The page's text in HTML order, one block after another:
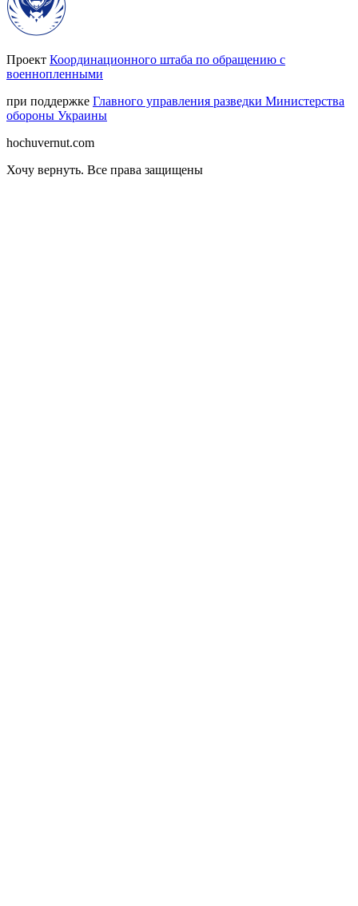
Проект Координационного штаба по обращению с
военнопленными
при поддержке Главного управления разведки Министерства
обороны Украины
hochuvernut.com
Хочу вернуть. Все права защищены